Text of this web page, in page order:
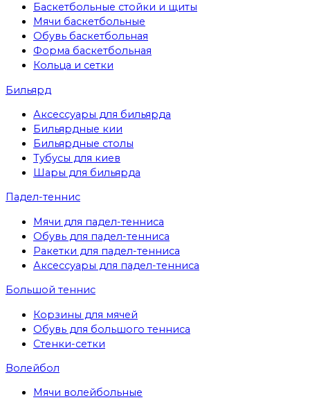
Баскетбольные стойки и щиты
Мячи баскетбольные
Обувь баскетбольная
Форма баскетбольная
Кольца и сетки
Бильярд
Аксессуары для бильярда
Бильярдные кии
Бильярдные столы
Тубусы для киев
Шары для бильярда
Падел-теннис
Мячи для падел-тенниса
Обувь для падел-тенниса
Ракетки для падел-тенниса
Аксессуары для падел-тенниса
Большой теннис
Корзины для мячей
Обувь для большого тенниса
Стенки-сетки
Волейбол
Мячи волейбольные